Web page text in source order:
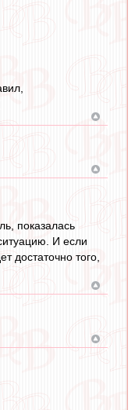
показалась
И если
достаточно того,